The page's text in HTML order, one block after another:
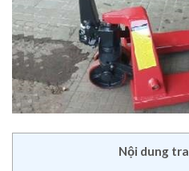
Nội dung